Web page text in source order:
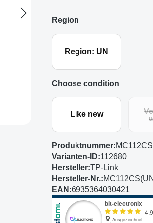
Region
Region: UN
Choose condition
Like new
Produktnummer:
Varianten-ID:112680
Hersteller:TP-Link
Hersteller-Nr.:
EAN:6935364030421